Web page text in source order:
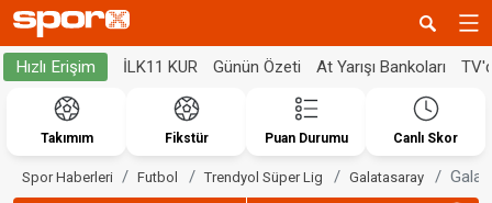
Hızlı Erişim İLK11 KUR Günün Özeti At Yarışı Bankoları
Takımım Fikstür Puan Durumu Canlı Skor
Spor Haberleri Futbol Trendyol Süper Lig Galatasaray